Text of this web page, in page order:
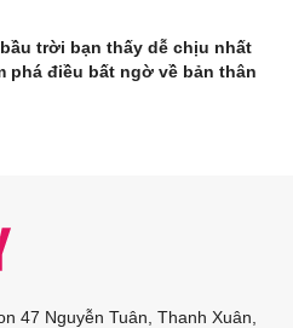
trời bạn thấy dễ chịu nhất
phá điều bất ngờ về bản thân
47 Nguyễn Tuân, Thanh Xuân,